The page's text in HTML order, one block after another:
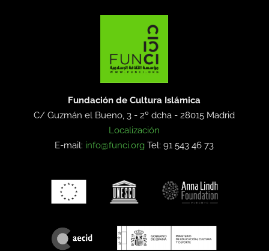
Fundación de Cultura Islámica
C/ Guzmán el Bueno, 3 - 2º dcha -28015 Madrid
Localización
E-mail: info@funci.org Tel: 91 543 46 73